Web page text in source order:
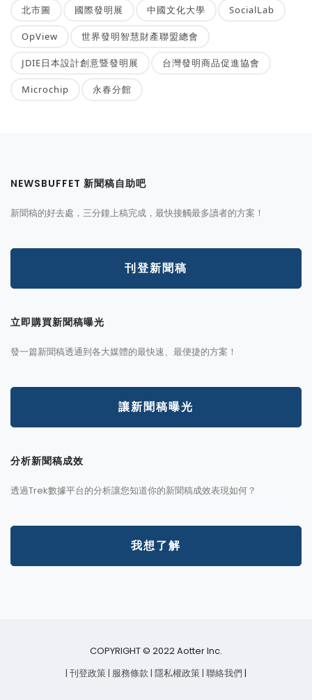
北市圖 國際發明展 中國文化大學 SocialLab
OpView 世界發明智慧財產聯盟總會
JDIE日本設計創意暨發明展 台灣發明商品促進協會
Microchip 永春分館
NEWSBUFFET 新聞稿自助吧
新聞稿的好去處，三分鐘上稿完成，最快接觸最多讀者的方案！
刊登新聞稿
立即購買新聞稿曝光
發一篇新聞稿透通到各大媒體的最快速、最便捷的方案！
讓新聞稿曝光
分析新聞稿成效
透過Trek數據平台的分析讓您知道你的新聞稿成效表現如何？
我想了解
COPYRIGHT © 2022 Aotter Inc.
| 刊登政策| 服務條款| 隱私權政策| 聯絡我們 |